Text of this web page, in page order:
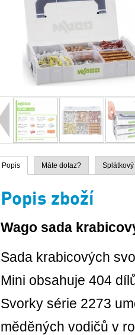
Popis Máte dotaz?
Popis zboží
Wago sada
Sada krabicových
Mini obsahuje 404
Svorky série 2273
měděných vodičů v